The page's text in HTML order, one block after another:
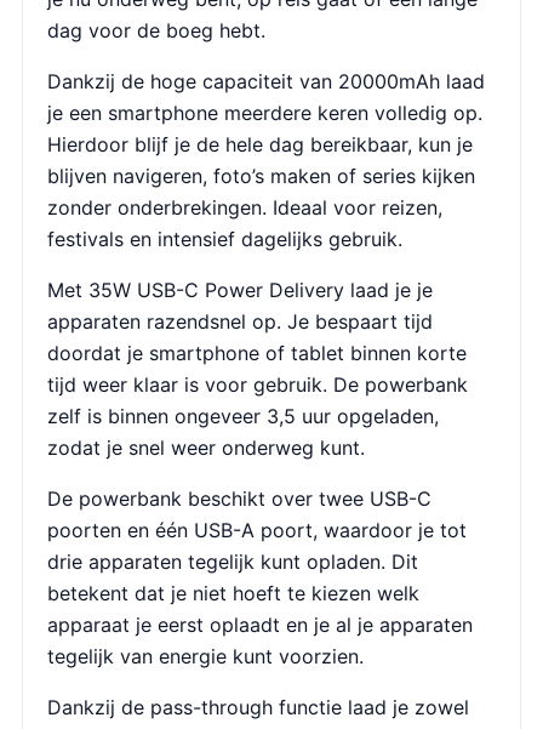
dag voor de boeg hebt.
Dankzij de hoge capaciteit van 20000mAh laad
je een smartphone meerdere keren volledig op.
Hierdoor blijf je de hele dag bereikbaar, kun je
blijven navigeren, foto’s maken of series kijken
zonder onderbrekingen. Ideaal voor reizen,
festivals en intensief dagelijks gebruik.
Met 35W USB-C Power Delivery laad je je
apparaten razendsnel op. Je bespaart tijd
doordat je smartphone of tablet binnen korte
tijd weer klaar is voor gebruik. De powerbank
zelf is binnen ongeveer 3,5 uur opgeladen,
zodat je snel weer onderweg kunt.
De powerbank beschikt over twee USB-C
poorten en één USB-A poort, waardoor je tot
drie apparaten tegelijk kunt opladen. Dit
betekent dat je niet hoeft te kiezen welk
apparaat je eerst oplaadt en je al je apparaten
tegelijk van energie kunt voorzien.
Dankzij de pass-through functie laad je zowel